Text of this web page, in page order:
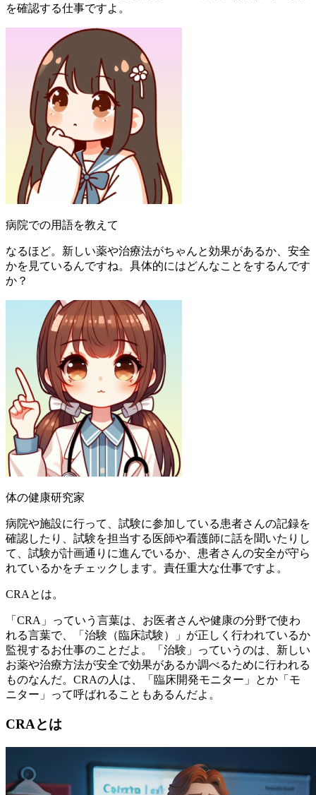
を確認する仕事ですよ。
病院での用語を教えて
なるほど。新しい薬や治療法がちゃんと効果があるか、安全
かを見ているんですね。具体的にはどんなことをするんです
か？
体の健康研究家
病院や施設に行って、試験に参加している患者さんの記録を
確認したり、試験を担当する医師や看護師に話を聞いたりし
て、試験が計画通りに進んでいるか、患者さんの安全が守ら
れているかをチェックします。責任重大な仕事ですよ。
CRAとは。
「CRA」っていう言葉は、お医者さんや健康の分野で使わ
れる言葉で、「治験（臨床試験）」が正しく行われているか
監視するお仕事のことだよ。「治験」っていうのは、新しい
お薬や治療方法が安全で効果があるか調べるために行われる
ものなんだ。CRAの人は、「臨床開発モニター」とか「モ
ニター」って呼ばれることもあるんだよ。
CRAとは